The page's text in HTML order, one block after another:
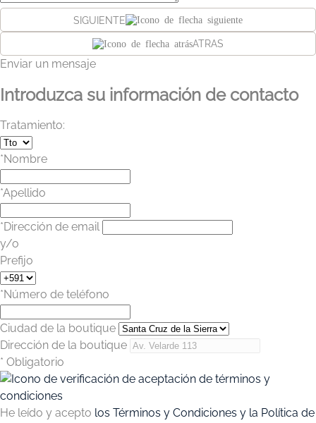
SIGUIENTE
ATRAS
Enviar un mensaje
Introduzca su información de contacto
Tratamiento:
*Nombre
*Apellido
*Dirección de email
y/o
Prefijo
*Número de teléfono
Ciudad de la boutique
Dirección de la boutique
* Obligatorio
He leído y acepto los Términos y Condiciones y la Política de